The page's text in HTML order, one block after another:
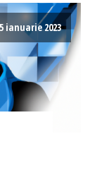
ianuarie 2023